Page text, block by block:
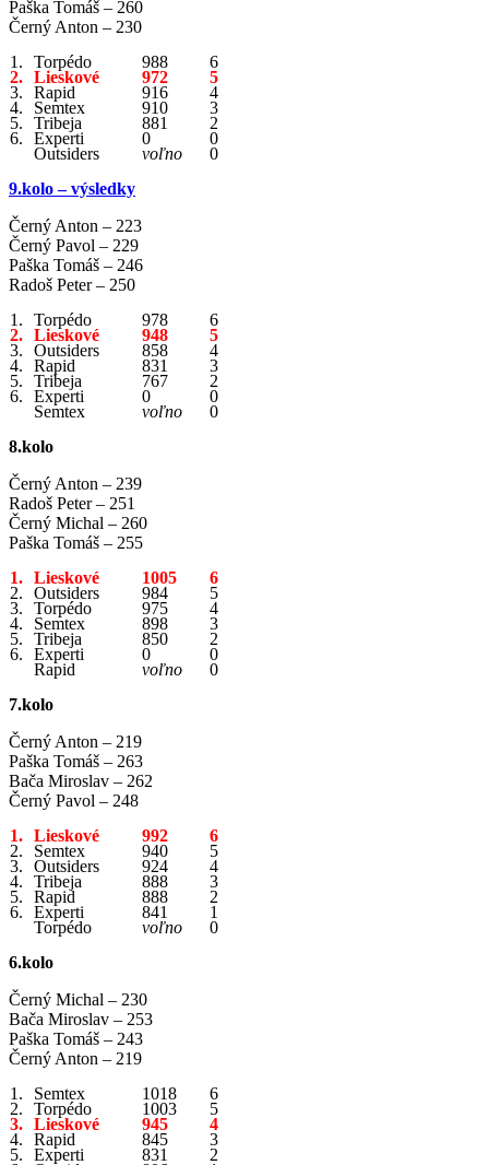
Paška Tomáš – 260
Černý Anton – 230
1.
Torpédo 988
6
2. Lieskové 972
5
3.
Rapid 916
4
4.
Semtex 910
3
5.
Tribeja 881
2
6.
Experti 0
0
Outsiders
voľno
0
9.kolo – výsledky
Černý Anton – 223
Černý Pavol – 229
Paška Tomáš – 246
Radoš Peter – 250
1.
Torpédo 978
6
2. Lieskové 948
5
3.
Outsiders 858
4
4.
Rapid 831
3
5.
Tribeja 767
2
6.
Experti 0
0
Semtex
voľno
0
8.kolo
Černý Anton – 239
Radoš Peter – 251
Černý Michal – 260
Paška Tomáš – 255
1. Lieskové 1005
6
2.
Outsiders 984
5
3.
Torpédo 975
4
4.
Semtex 898
3
5.
Tribeja 850
2
6.
Experti 0
0
Rapid
voľno
0
7.kolo
Černý Anton – 219
Paška Tomáš – 263
Bača Miroslav – 262
Černý Pavol – 248
1. Lieskové 992
6
2.
Semtex 940
5
3.
Outsiders 924
4
4.
Tribeja 888
3
5.
Rapid 888
2
6.
Experti 841
1
Torpédo
voľno
0
6.kolo
Černý Michal – 230
Bača Miroslav – 253
Paška Tomáš – 243
Černý Anton – 219
1.
Semtex 1018
6
2.
Torpédo 1003
5
3. Lieskové 945
4
4.
Rapid 845
3
5.
Experti 831
2